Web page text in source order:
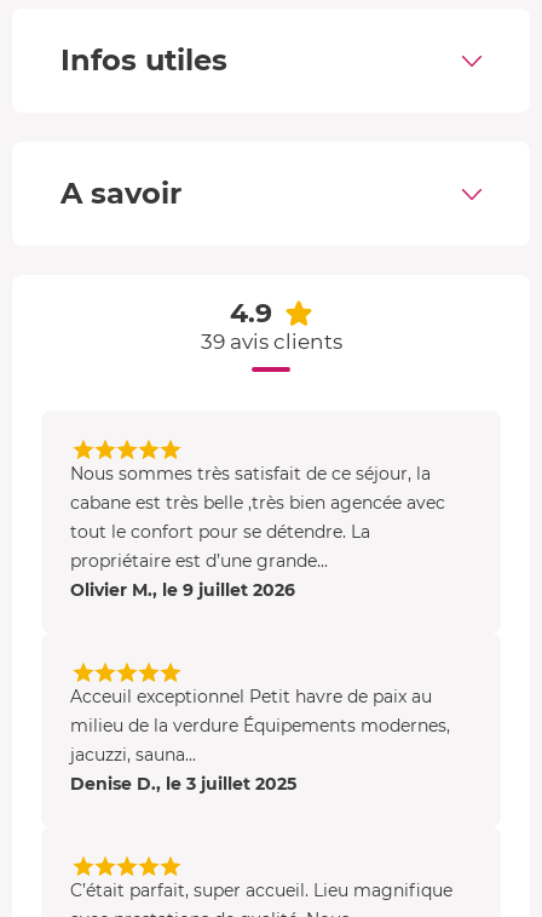
formule VIP est une offre romantique
La cabane est située à 4 m de hauteur sur pilotis. D'une
Elle est composée d'une suite parentale avec
, à l'étage d'une mezzanine avec un espace nuit pour
Bioéthanol et d'une salle d’eau avec
Vous disposez aussi de la climatisation, du WIFI gratuit,
de la TV satellite, d'enceintes & application SONOS, d'un
Ipad, d'un mini-bar et d'une machine à boisson chaude
Nespresso.
Infos utiles
A savoir
4.9
39 avis clients
Nous sommes très satisfait de ce séjour, la
cabane est très belle ,très bien agencée avec
tout le confort pour se détendre. La
propriétaire est d’une grande...
Olivier M., le 9 juillet 2026
Acceuil exceptionnel Petit havre de paix au
milieu de la verdure Équipements modernes,
jacuzzi, sauna...
Denise D., le 3 juillet 2025
C’était parfait, super accueil. Lieu magnifique